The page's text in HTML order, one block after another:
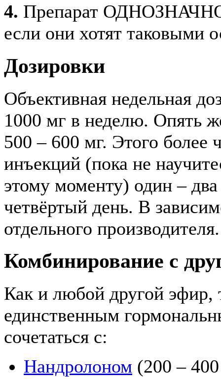
4. Препарат
если они хотят таковыми
Дозировки
Объективная недельная
1000 мг в неделю. Опять
500 – 600 мг. Этого более
инъекций (пока не
этому моменту) один –
четвёртый день. В
отдельного производителя.
Комбинирование с
Как и любой другой эфир,
единственным
сочетаться с:
Нандролоном (200 –